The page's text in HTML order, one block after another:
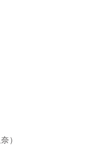
）